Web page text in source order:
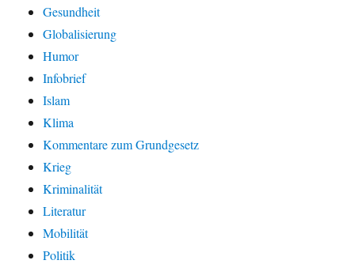
Gesundheit
Globalisierung
Humor
Infobrief
Islam
Klima
Kommentare zum Grundgesetz
Krieg
Kriminalität
Literatur
Mobilität
Politik